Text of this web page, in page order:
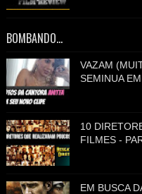
BOMBANDO...
VAZAM
SEMINUA
10
FILMES -
EM BUSCA